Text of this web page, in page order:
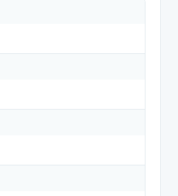
方案。化工新材料公司秉承“化
”的使命，将一如既往地在化工